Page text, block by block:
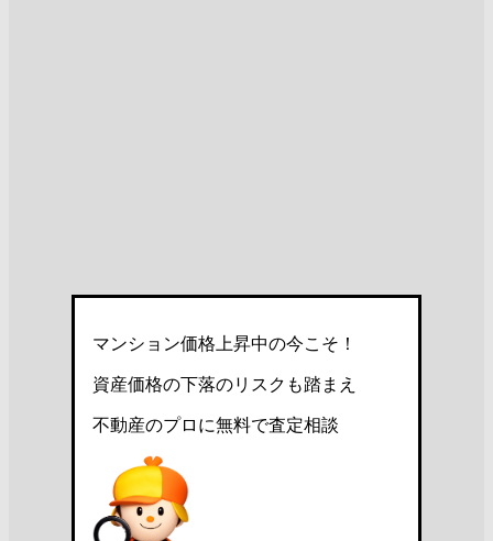
マンション価格上昇中の今こそ！
資産価格の下落のリスクも踏まえ
不動産のプロに無料で査定相談